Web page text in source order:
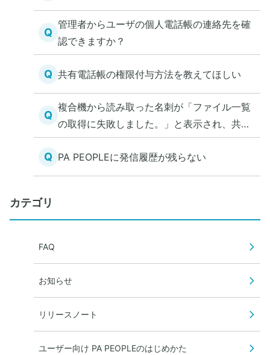
Q
管理者からユーザの個人電話帳の連絡先を確
認できますか？
Q 共有電話帳の権限付与方法を教えてほしい
Q
複合機から読み取った名刺が「ファイル一覧
の取得に失敗しました。」と表示され、共有
電話帳にアクセスできない
Q PA PEOPLEに発信履歴が残らない
カテゴリ
FAQ
お知らせ
リリースノート
ユーザー向け PA PEOPLEのはじめかた